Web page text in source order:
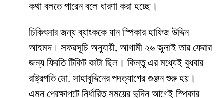
কথা বলতে পারেন বলে ধারণা করা হচ্ছে।
চিকিৎসার জন্য ব্যাংককে যান স্পিকার হাফিজ উদ্দিন
আহমদ। সফরসূচি অনুযায়ী, আগামী ২৬ জুলাই তার ফেরার
জন্য ফিরতি টিকিট কাটা ছিল। কিন্তু এর মধ্যেই বুধবার
রাষ্ট্রপতি মো. সাহাবুদ্দিনের পদত্যাগের গুঞ্জন শুরু হয়।
এমন প্রেক্ষাপটে নির্ধারিত সময়ের দুদিন আগেই স্পিকার